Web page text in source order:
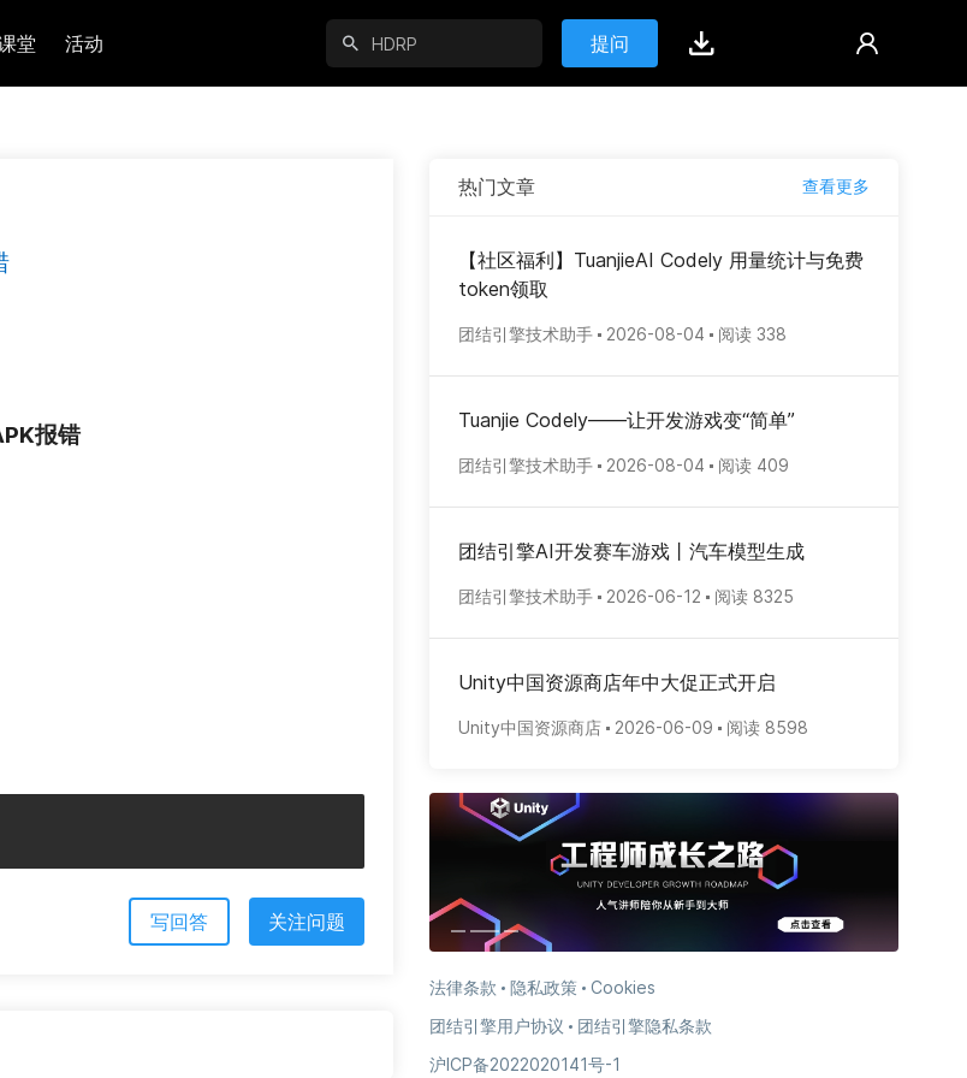
堂 活动 提问
报错
写回答 关注问题
热门文章 查看更多
【社区福利】TuanjieAI Codely 用量统计与免费
token领取
团结引擎技术助手 2026-08-04 阅读 338
Tuanjie Codely——让开发游戏变“简单”
团结引擎技术助手 2026-08-04 阅读 409
团结引擎AI开发赛车游戏丨汽车模型生成
团结引擎技术助手 2026-06-12 阅读 8325
Unity中国资源商店年中大促正式开启
Unity中国资源商店 2026-06-09 阅读 8598
法律条款 隐私政策
Cookies
团结引擎用户协议
团结引擎隐私条款
沪ICP备2022020141号-1